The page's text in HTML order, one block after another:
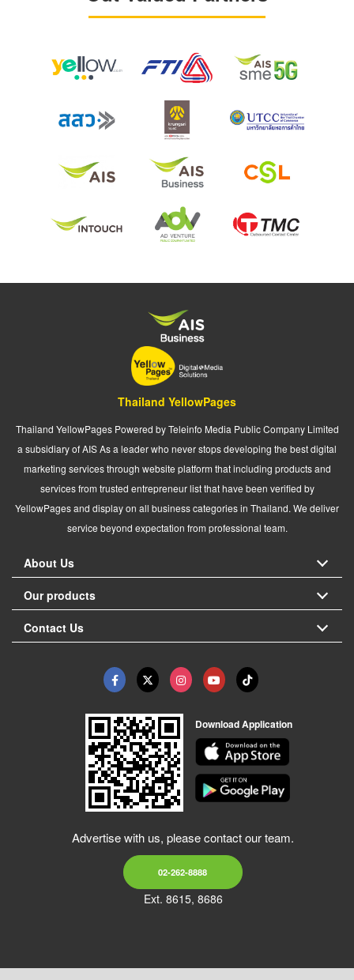
Thailand YellowPages
Thailand YellowPages Powered by Teleinfo Media Public Company Limited
a subsidiary of AIS As a leader who never stops developing the best digital
marketing services through website platform that including products and
services from trusted entrepreneur list that have been verified by
YellowPages and display on all business categories in Thailand. We deliver
service beyond expectation from professional team.
About Us
Our products
Contact Us
Download Application
Advertise with us, please contact our team.
02-262-8888
Ext. 8615, 8686